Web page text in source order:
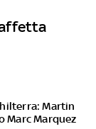
Martin
Marc Marquez